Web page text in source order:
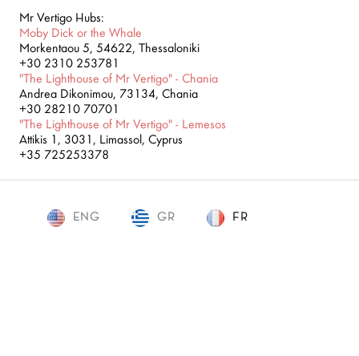
Mr Vertigo Hubs:
Moby Dick or the Whale
Morkentaou 5, 54622, Thessaloniki
+30 2310 253781
"The Lighthouse of Mr Vertigo" - Chania
Andrea Dikonimou, 73134, Chania
+30 28210 70701
"The Lighthouse of Mr Vertigo" - Lemesos
Attikis 1, 3031, Limassol, Cyprus
+35 725253378
ENG GR FR